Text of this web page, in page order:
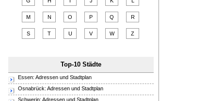
M N O P Q R
S T U V W Z
Top-10 Städte
Essen: Adressen und Stadtplan
Osnabrück: Adressen und Stadtplan
Schwerin: Adressen und Stadtplan